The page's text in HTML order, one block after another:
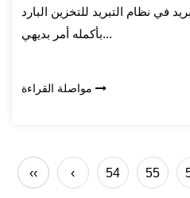
في نظام التبريد للتخزين البارد
بأكمله أمر بديهي...
مواصلة القراءة
‹‹ ‹ 54 55